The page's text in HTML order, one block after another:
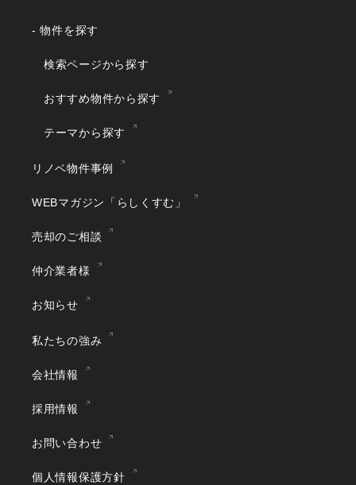
- 物件を探す
検索ページから探す
おすすめ物件から探す
テーマから探す
リノベ物件事例
WEBマガジン「らしくすむ」
売却のご相談
仲介業者様
お知らせ
私たちの強み
会社情報
採用情報
お問い合わせ
個人情報保護方針